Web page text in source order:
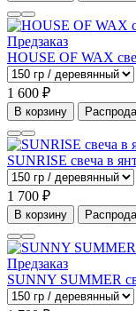
Предзаказ
HOUSE OF WAX
1 600 ₽
В корзину
SUNRISE свеча в
1 700 ₽
В корзину
Предзаказ
SUNNY SUMMER